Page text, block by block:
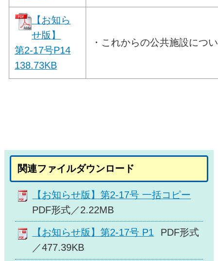
【お知ら
せ版】
第2-17号P14
138.73KB
・これからの公共施設につ
関連ファイルダウンロード
【お知らせ版】第2-17号 一括コピー
PDF形式／2.22MB
【お知らせ版】第2-17号 P1
PDF形式
／477.39KB